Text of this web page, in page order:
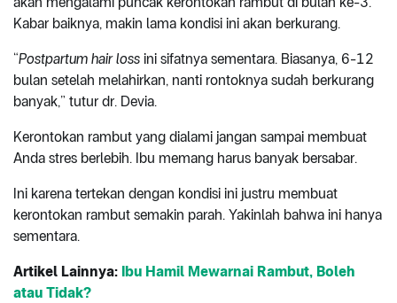
Kabar baiknya, makin lama kondisi ini akan berkurang.
“Postpartum hair loss ini sifatnya sementara. Biasanya, 6-12
bulan setelah melahirkan, nanti rontoknya sudah berkurang
banyak,” tutur dr. Devia.
Kerontokan rambut yang dialami jangan sampai membuat
Anda stres berlebih. Ibu memang harus banyak bersabar.
Ini karena tertekan dengan kondisi ini justru membuat
kerontokan rambut semakin parah. Yakinlah bahwa ini hanya
sementara.
Artikel Lainnya: Ibu Hamil Mewarnai Rambut, Boleh
atau Tidak?